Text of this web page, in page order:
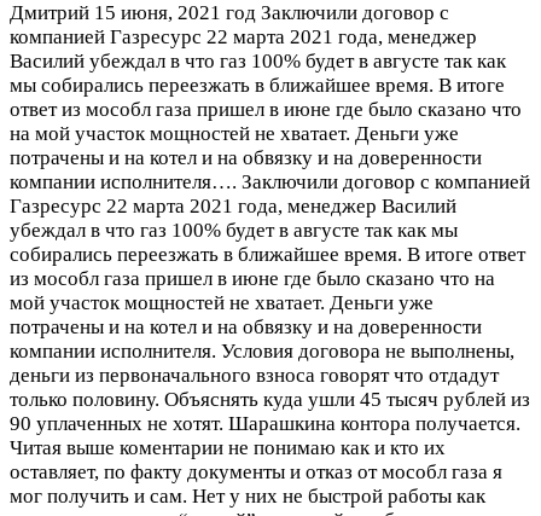
Дмитрий 15 июня, 2021 год Заключили договор с
компанией Газресурс 22 марта 2021 года, менеджер
Василий убеждал в что газ 100% будет в августе так как
мы собирались переезжать в ближайшее время. В итоге
ответ из мособл газа пришел в июне где было сказано что
на мой участок мощностей не хватает. Деньги уже
потрачены и на котел и на обвязку и на доверенности
компании исполнителя…. Заключили договор с компанией
Газресурс 22 марта 2021 года, менеджер Василий
убеждал в что газ 100% будет в августе так как мы
собирались переезжать в ближайшее время. В итоге ответ
из мособл газа пришел в июне где было сказано что на
мой участок мощностей не хватает. Деньги уже
потрачены и на котел и на обвязку и на доверенности
компании исполнителя. Условия договора не выполнены,
деньги из первоначального взноса говорят что отдадут
только половину. Объяснять куда ушли 45 тысяч рублей из
90 уплаченных не хотят. Шарашкина контора получается.
Читая выше коментарии не понимаю как и кто их
оставляет, по факту документы и отказ от мособл газа я
мог получить и сам. Нет у них не быстрой работы как